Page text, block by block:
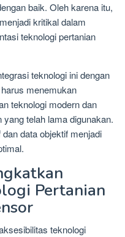
baik. Oleh karena itu,
kritikal dalam
teknologi pertanian
teknologi ini dengan
menemukan
teknologi modern dan
telah lama digunakan.
data objektif menjadi
Pertanian
teknologi